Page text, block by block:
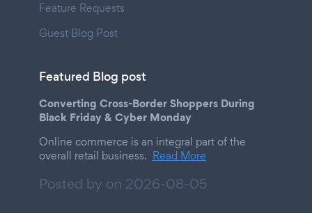
Feature Requests
Guest Blog Post
Featured Blog post
Converting Cross-Border Shoppers During
Black Friday & Cyber Monday
Online commerce is an integral part of the
overall retail business. Read More
Posted by on 2026-08-05